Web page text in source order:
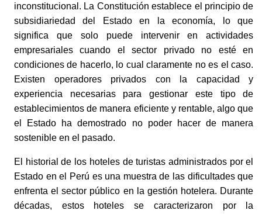
inconstitucional. La Constitución establece el principio de
subsidiariedad del Estado en la economía, lo que
significa que solo puede intervenir en actividades
empresariales cuando el sector privado no esté en
condiciones de hacerlo, lo cual claramente no es el caso.
Existen operadores privados con la capacidad y
experiencia necesarias para gestionar este tipo de
establecimientos de manera eficiente y rentable, algo que
el Estado ha demostrado no poder hacer de manera
sostenible en el pasado.
El historial de los hoteles de turistas administrados por el
Estado en el Perú es una muestra de las dificultades que
enfrenta el sector público en la gestión hotelera. Durante
décadas, estos hoteles se caracterizaron por la